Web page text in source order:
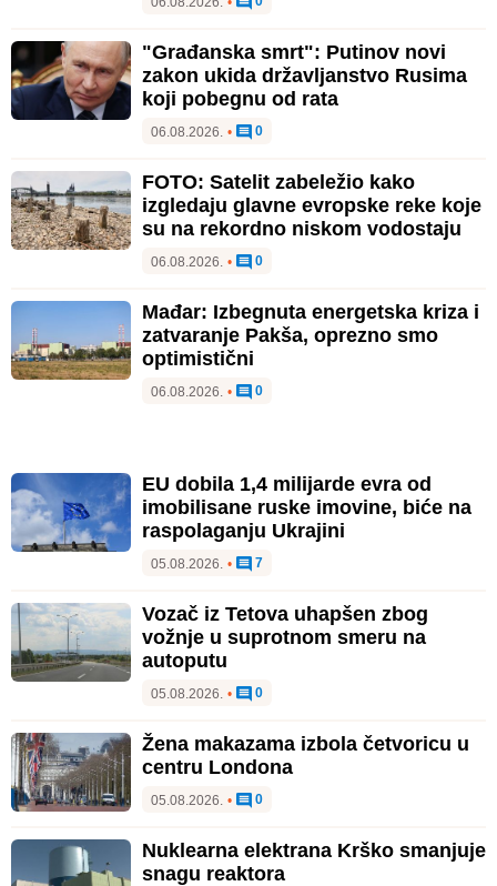
"Građanska smrt": Putinov novi
zakon ukida državljanstvo Rusima
koji pobegnu od rata
06.08.2026. • 0
FOTO: Satelit zabeležio kako
izgledaju glavne evropske reke koje
su na rekordno niskom vodostaju
06.08.2026. • 0
Mađar: Izbegnuta energetska kriza i
zatvaranje Pakša, oprezno smo
optimistični
06.08.2026. • 0
EU dobila 1,4 milijarde evra od
imobilisane ruske imovine, biće na
raspolaganju Ukrajini
05.08.2026. • 7
Vozač iz Tetova uhapšen zbog
vožnje u suprotnom smeru na
autoputu
05.08.2026. • 0
Žena makazama izbola četvoricu u
centru Londona
05.08.2026. • 0
Nuklearna elektrana Krško smanjuje
snagu reaktora